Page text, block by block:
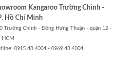
Kangaroo Trường Chinh -
Hồ Chí Minh
Trường Chinh - Đông Hưng Thuận - quận 12 -
HCM
0915.48.4004 - 0969.48.4004